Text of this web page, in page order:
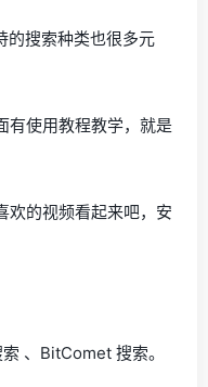
的搜索种类也很多元
有使用教程教学，就是
欢的视频看起来吧，安
、BitComet 搜索。